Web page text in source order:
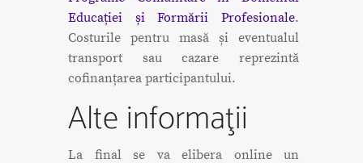
Educației și Formării Profesionale.
Costurile pentru masă și eventualul
transport sau cazare reprezintă
cofinanțarea participantului.
Alte informaţii
La final se va elibera online un